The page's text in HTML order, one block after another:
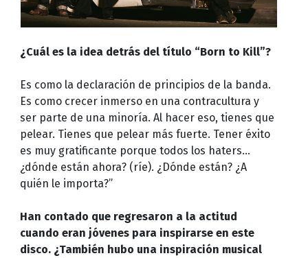
¿Cuál es la idea detrás del título “Born to Kill”?
Es como la declaración de principios de la banda.
Es como crecer inmerso en una contracultura y
ser parte de una minoría. Al hacer eso, tienes que
pelear. Tienes que pelear más fuerte. Tener éxito
es muy gratificante porque todos los haters…
¿dónde están ahora? (ríe). ¿Dónde están? ¿A
quién le importa?”
Han contado que regresaron a la actitud
cuando eran jóvenes para inspirarse en este
disco. ¿También hubo una inspiración musical